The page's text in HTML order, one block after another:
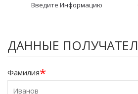
Введите Информацию
ДАННЫЕ
Фамилия*